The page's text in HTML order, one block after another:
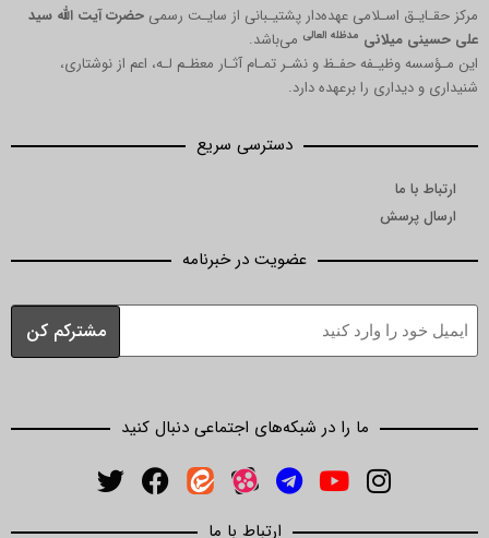
مرکز حقـایـق اسـلامی عهده‌دار پشتیـبانی از سایـت رسمی حضرت آیت الله سید
علی حسینی میلانی مدظله العالی می‌باشد.
این مـؤسسه وظیـفه حفـظ و نشـر تمـام آثـار معظـم لـه، اعم از نوشتاری،
شنیداری و دیداری را برعهده دارد.
دسترسی سریع
ارتباط با ما
ارسال پرسش
عضویت در خبرنامه
ما را در شبکه‌های اجتماعی دنبال کنید
ارتباط با ما